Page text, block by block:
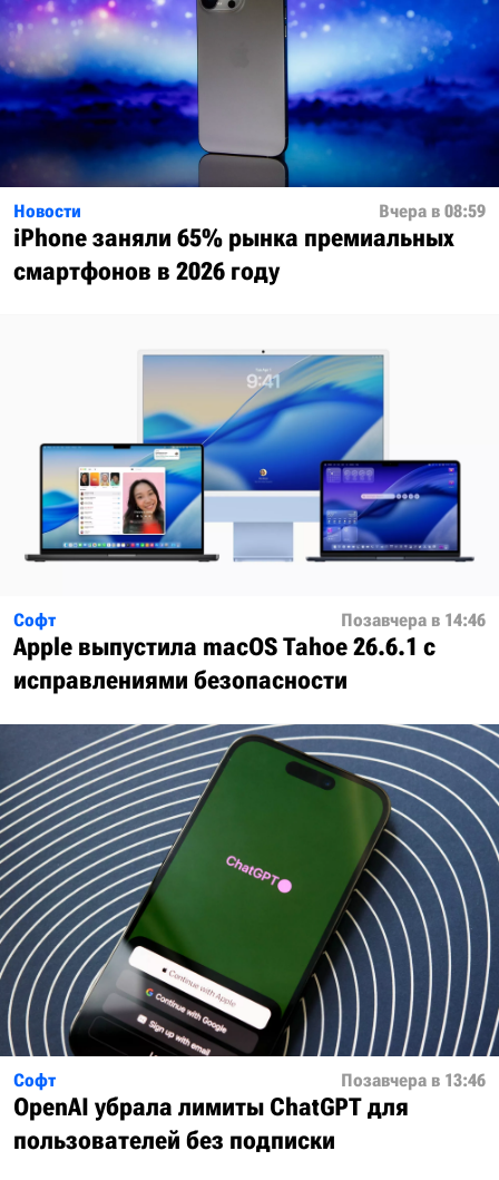
Новости Вчера в 08:59
iPhone заняли 65% рынка премиальных
смартфонов в 2026 году
Софт Позавчера в 14:46
Apple выпустила macOS Tahoe 26.6.1 с
исправлениями безопасности
Софт Позавчера в 13:46
OpenAI убрала лимиты ChatGPT для
пользователей без подписки